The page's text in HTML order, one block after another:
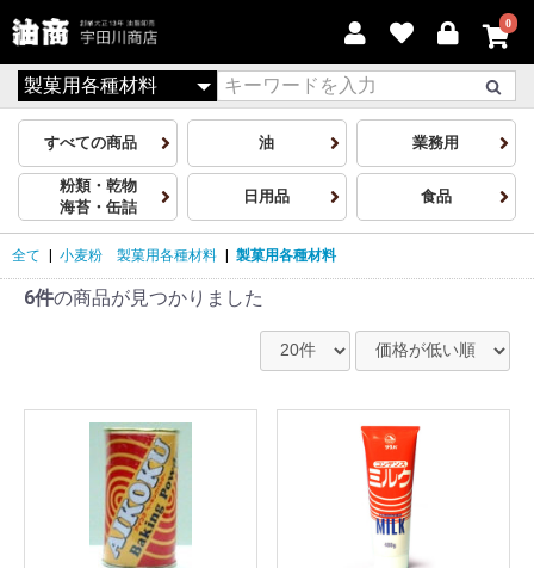
0
すべての商品 油 業務用
粉類・乾物
海苔・缶詰
日用品 食品
全て 小麦粉 製菓用各種材料 製菓用各種材料
6件の商品が見つかりました